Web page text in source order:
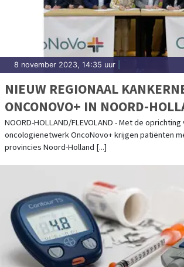
8 november 2023, 14:35 uur
NIEUW REGIONAAL
ONCONOVO+ IN NOORD-
FLEVOLAND
NOORD-HOLLAND/FLEVOLAND - Met de
oncologienetwerk OncoNovo+ krijgen patiënten
provincies Noord-Holland [...]